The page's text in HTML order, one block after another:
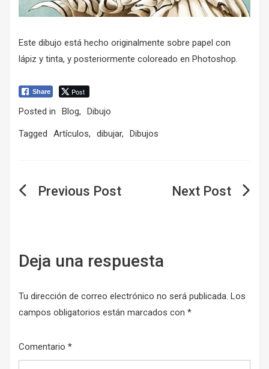
Este dibujo está hecho originalmente sobre papel con
lápiz y tinta, y posteriormente coloreado en Photoshop.
Share Post
Posted in Blog, Dibujo
Tagged Artículos, dibujar, Dibujos
Navegación
Deja una respuesta
Tu dirección de correo electrónico no será publicada. Los
campos obligatorios están marcados con *
Comentario *